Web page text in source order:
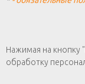
Нажимая на кнопку
обработку